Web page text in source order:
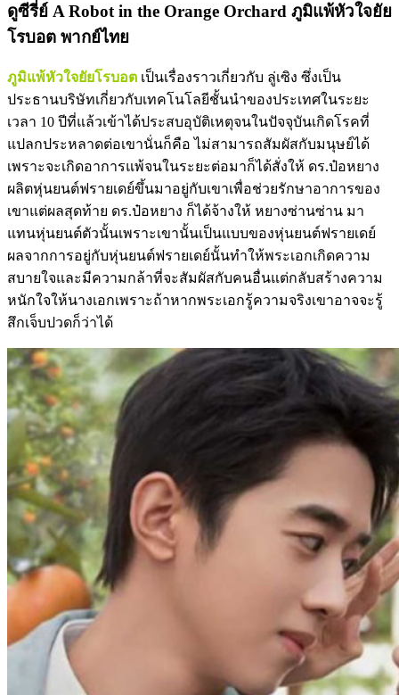
ดูซีรี่ย์ A Robot in the Orange Orchard ภูมิแพ้หัวใจยัย
โรบอต พากย์ไทย
ภูมิแพ้หัวใจยัยโรบอต เป็นเรื่องราวเกี่ยวกับ ลู่เซิง ซึ่งเป็น
ประธานบริษัทเกี่ยวกับเทคโนโลยีชั้นนำของประเทศในระยะ
เวลา 10 ปีที่แล้วเข้าได้ประสบอุบัติเหตุจนในปัจจุบันเกิดโรคที่
แปลกประหลาดต่อเขานั่นก็คือ ไม่สามารถสัมผัสกับมนุษย์ได้
เพราะจะเกิดอาการแพ้จนในระยะต่อมาก็ได้สั่งให้ ดร.ป๋อหยาง
ผลิตหุ่นยนต์ฟรายเดย์ขึ้นมาอยู่กับเขาเพื่อช่วยรักษาอาการของ
เขาแต่ผลสุดท้าย ดร.ป๋อหยาง ก็ได้จ้างให้ หยางซ่านซ่าน มา
แทนหุ่นยนต์ตัวนั้นเพราะเขานั้นเป็นแบบของหุ่นยนต์ฟรายเดย์
ผลจากการอยู่กับหุ่นยนต์ฟรายเดย์นั้นทำให้พระเอกเกิดความ
สบายใจและมีความกล้าที่จะสัมผัสกับคนอื่นแต่กลับสร้างความ
หนักใจให้นางเอกเพราะถ้าหากพระเอกรู้ความจริงเขาอาจจะรู้
สึกเจ็บปวดก็ว่าได้